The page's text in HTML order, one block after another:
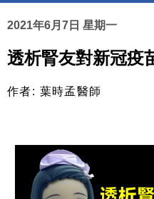
2021年6月7日 星期一
透析腎友對新冠疫
作者: 葉時孟醫師